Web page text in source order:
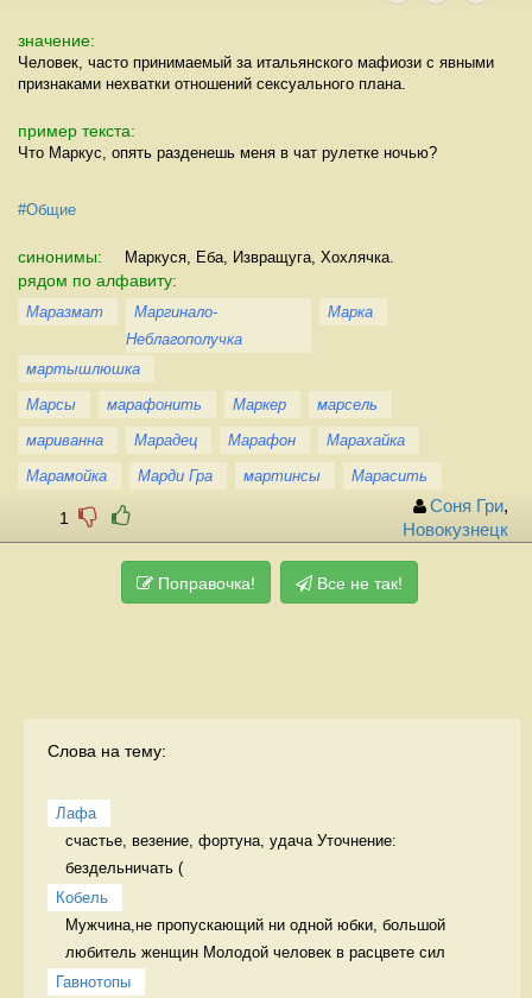
значение:
Человек, часто принимаемый за итальянского мафиози с явными
признаками нехватки отношений сексуального плана.
пример текста:
Что Маркус, опять разденешь меня в чат рулетке ночью?
#Общие
синонимы: Маркуся, Еба, Извращуга, Хохлячка.
рядом по алфавиту:
Маразмат
Маргинало-
Неблагополучка
Марка
мартышлюшка
Марсы
марафонить Маркер
марсель
мариванна
Марадец Марафон
Марахайка
Марамойка
Марди Гра мартинсы Марасить
1
Соня Гри,
Новокузнецк
Поправочка! Все не так!
Слова на тему:
Лафа
счастье, везение, фортуна, удача Уточнение:
бездельничать (
Кобель
Мужчина,не пропускающий ни одной юбки, большой
любитель женщин Молодой человек в расцвете сил
Гавнотопы